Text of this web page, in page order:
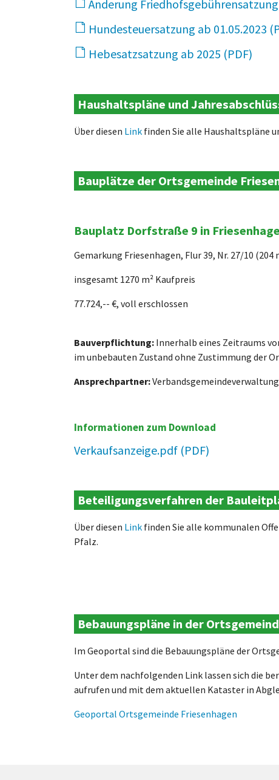
Änderung
Hundesteuersatzung ab 01.05.2023
Hebesatzsatzung ab 2025
Haushaltspläne und
Über diesen Link finden Sie alle Haushaltspläne
Bauplätze der Ortsgemeinde
Bauplatz Dorfstraße 9 in
Gemarkung Friesenhagen, Flur 39, Nr. 27/10 (204
insgesamt 1270 m² Kaufpreis
77.724,-- €, voll erschlossen
Bauverpflichtung: Innerhalb eines Zeitraums
im unbebauten Zustand ohne Zustimmung der
Ansprechpartner:
Informationen zum Download
Verkaufsanzeige.pdf
Beteiligungsverfahren der
Über diesen Link finden Sie alle kommunalen
Pfalz.
Bebauungspläne in der
Im Geoportal sind die Bebauungspläne der
Unter dem nachfolgenden Link lassen sich die
aufrufen und mit dem aktuellen Kataster in
Geoportal Ortsgemeinde Friesenhagen